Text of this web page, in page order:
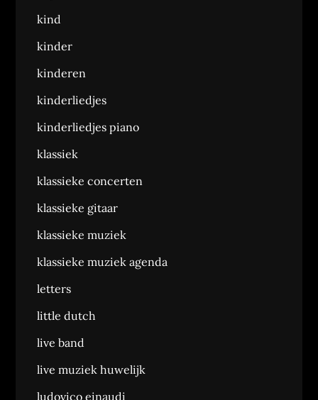
kind
kinder
kinderen
kinderliedjes
kinderliedjes piano
klassiek
klassieke concerten
klassieke gitaar
klassieke muziek
klassieke muziek agenda
letters
little dutch
live band
live muziek huwelijk
ludovico einaudi